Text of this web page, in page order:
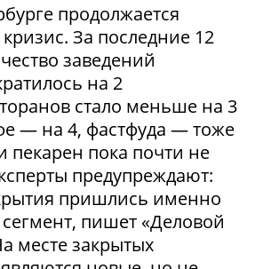
продолжается
За последние 12
заведений
на 2
стало меньше на 3
— на 4, фастфуда — тоже
пекарен пока почти не
предупреждают:
пришлись именно
пишет «Деловой
месте закрытых